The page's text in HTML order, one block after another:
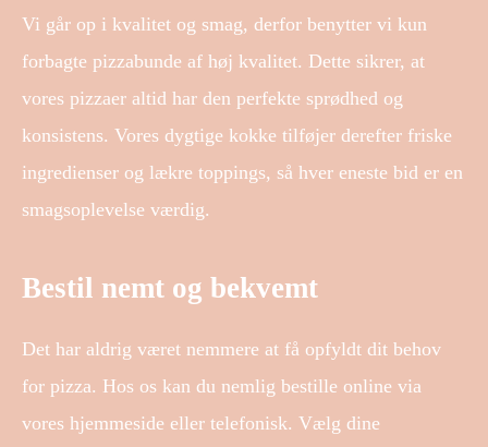
Vi går op i kvalitet og smag, derfor benytter vi kun
forbagte pizzabunde af høj kvalitet. Dette sikrer, at
vores pizzaer altid har den perfekte sprødhed og
konsistens. Vores dygtige kokke tilføjer derefter friske
ingredienser og lækre toppings, så hver eneste bid er en
smagsoplevelse værdig.
Bestil nemt og bekvemt
Det har aldrig været nemmere at få opfyldt dit behov
for pizza. Hos os kan du nemlig bestille online via
vores hjemmeside eller telefonisk. Vælg dine